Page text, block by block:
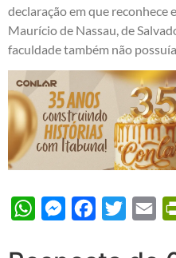
declaração em que
Maurício de Nassau, de
faculdade também não
WhatsAppMessengerFacebook
Twitter